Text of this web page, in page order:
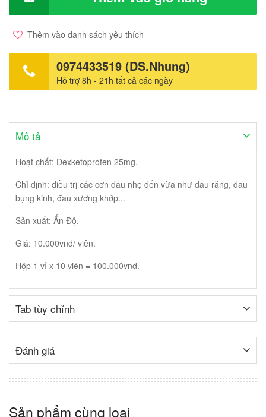
Thêm vào danh sách yêu thích
0974433519 (DS.Nhung)
Hỗ trợ 8h - 21h tất cả các ngày
Mô tả
Hoạt chất: Dexketoprofen 25mg.
Chỉ định: điều trị các cơn đau nhẹ đến vừa như đau răng, đau
bụng kinh, đau xương khớp...
Sản xuất: Ấn Độ.
Giá: 10.000vnd/ viên.
Hộp 1 vỉ x 10 viên = 100.000vnd.
Tab tùy chỉnh
Đánh giá
Sản phẩm cùng loại